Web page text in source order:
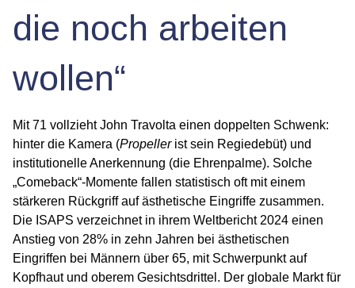
die noch arbeiten
wollen“
Mit 71 vollzieht John Travolta einen doppelten Schwenk:
hinter die Kamera (Propellerist sein Regiedebüt) und
institutionelle Anerkennung (die Ehrenpalme). Solche
„Comeback“-Momente fallen statistisch oft mit einem
stärkeren Rückgriff auf ästhetische Eingriffe zusammen.
Die ISAPS verzeichnet in ihrem Weltbericht 2024 einen
Anstieg von 28% in zehn Jahren bei ästhetischen
Eingriffen bei Männern über 65, mit Schwerpunkt auf
Kopfhaut und oberem Gesichtsdrittel. Der globale Markt für